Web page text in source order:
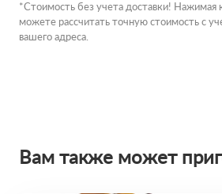
*Стоимость без учета доставки! Нажимая
можете рассчитать точную стоимость с
вашего адреса.
Вам также может